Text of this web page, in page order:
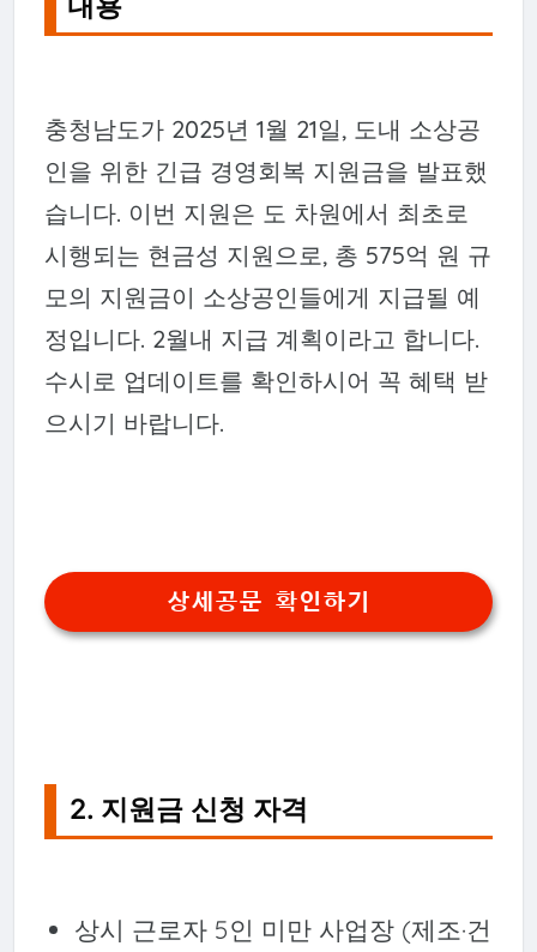
충청남도가 2025년 1월 21일, 도내 소상공
인을 위한 긴급 경영회복 지원금을 발표했
습니다. 이번 지원은 도 차원에서 최초로
시행되는 현금성 지원으로, 총 575억 원 규
모의 지원금이 소상공인들에게 지급될 예
정입니다. 2월내 지급 계획이라고 합니다.
수시로 업데이트를 확인하시어 꼭 혜택 받
으시기 바랍니다.
상세공문 확인하기
2. 지원금 신청 자격
상시 근로자 5인 미만 사업장 (제조·건